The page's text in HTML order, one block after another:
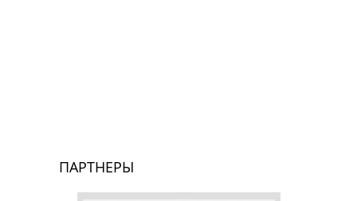
ПАРТНЕРЫ